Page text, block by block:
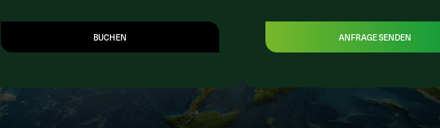
BUCHEN ANFRAGE SENDEN